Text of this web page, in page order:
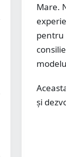
Mare.
pentru
și